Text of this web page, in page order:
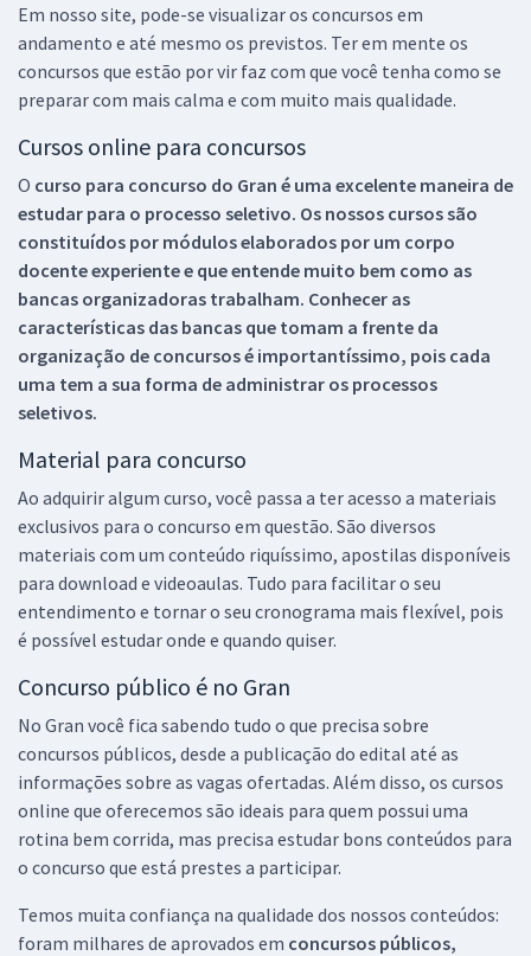
Em nosso site, pode-se visualizar os concursos em
andamento e até mesmo os previstos. Ter em mente os
concursos que estão por vir faz com que você tenha como se
preparar com mais calma e com muito mais qualidade.
Cursos online para concursos
O curso para concurso do Gran é uma excelente maneira de
estudar para o processo seletivo. Os nossos cursos são
constituídos por módulos elaborados por um corpo
docente experiente e que entende muito bem como as
bancas organizadoras trabalham. Conhecer as
características das bancas que tomam a frente da
organização de concursos é importantíssimo, pois cada
uma tem a sua forma de administrar os processos
seletivos.
Material para concurso
Ao adquirir algum curso, você passa a ter acesso a materiais
exclusivos para o concurso em questão. São diversos
materiais com um conteúdo riquíssimo, apostilas disponíveis
para download e videoaulas. Tudo para facilitar o seu
entendimento e tornar o seu cronograma mais flexível, pois
é possível estudar onde e quando quiser.
Concurso público é no Gran
No Gran você fica sabendo tudo o que precisa sobre
concursos públicos, desde a publicação do edital até as
informações sobre as vagas ofertadas. Além disso, os cursos
online que oferecemos são ideais para quem possui uma
rotina bem corrida, mas precisa estudar bons conteúdos para
o concurso que está prestes a participar.
Temos muita confiança na qualidade dos nossos conteúdos:
foram milhares de aprovados em concursos públicos,